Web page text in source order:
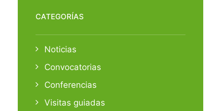
CATEGORÍAS
Noticias
Convocatorias
Conferencias
Visitas guiadas